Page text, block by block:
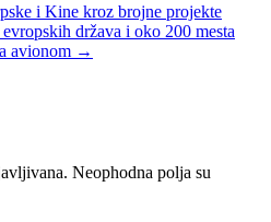
i Kine kroz brojne projekte
država i oko 200 mesta
avionom →
Neophodna polja su